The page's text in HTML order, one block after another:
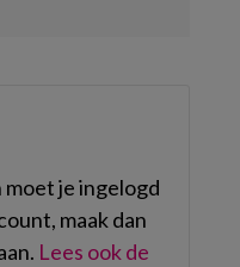
je ingelogd
maak dan
Lees ook de